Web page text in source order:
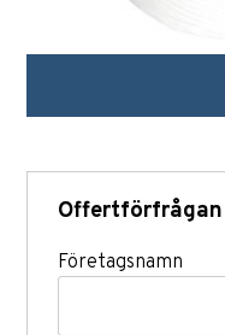
Offertförfrågan
Företagsnamn